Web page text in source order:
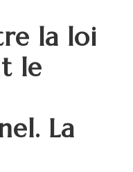
la loi
le
La